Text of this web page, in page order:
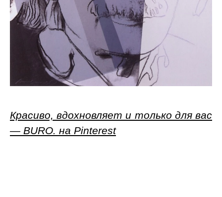
Красиво, вдохновляет и только для вас
— BURO. на Pinterest